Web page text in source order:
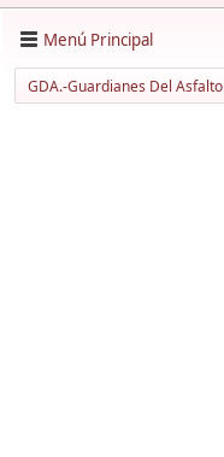
Menú Principal
GDA.-Guardianes Del Asfalto